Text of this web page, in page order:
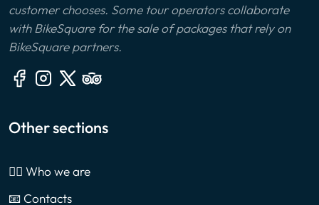
customer chooses. Some tour operators collaborate
with BikeSquare for the sale of packages that rely on
BikeSquare partners.
Other sections
🙎‍♂️ Who we are
📧 Contacts